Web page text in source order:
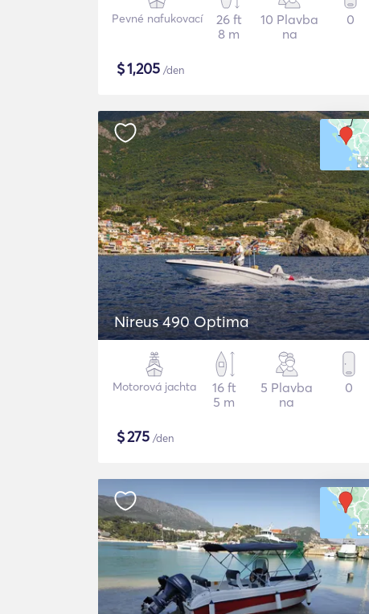
Pevné nafukovací
26 ft
8 m
10 Plavba
na
0
$1,205 /den
Nireus 490 Optima
Motorová jachta
16 ft
5 m
5 Plavba
na
0
$275 /den